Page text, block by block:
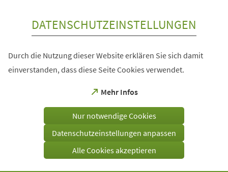
DATENSCHUTZEINSTELLUNGEN
Durch die Nutzung dieser Website erklären Sie sich damit
einverstanden, dass diese Seite Cookies verwendet.
Mehr Infos
(Öffnet
einem
Tab)
Nur notwendige Cookies
Datenschutzeinstellungen anpassen
Alle Cookies akzeptieren